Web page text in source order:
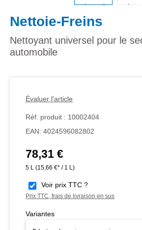
Nettoie-Freins
Nettoyant universel pour le
automobile
Évaluer l'article
Réf. produit : 10002404
EAN: 4024596082802
Prix régulier :
78,31 €
5 L (15,66 €* / 1 L)
Voir prix TTC ?
Prix TTC, frais de livraison en sus
Variantes